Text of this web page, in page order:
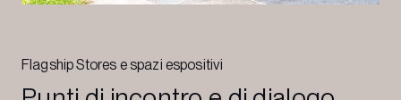
Flagship Stores e spazi espositivi